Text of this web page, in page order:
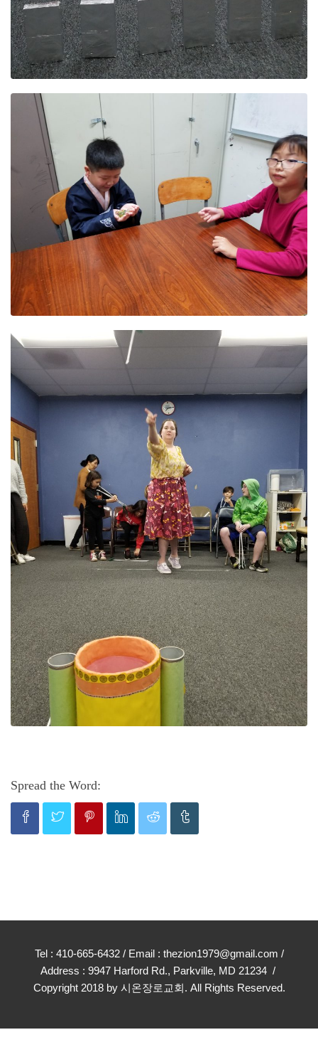
Spread the Word:
Tel : 410-665-6432 / Email : thezion1979@gmail.com /
Address : 9947 Harford Rd., Parkville, MD 21234 /
Copyright 2018 by 시온장로교회. All Rights Reserved.